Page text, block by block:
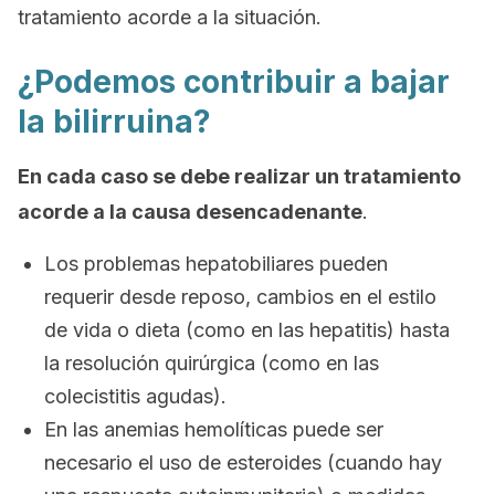
tratamiento acorde a la situación.
¿Podemos contribuir a bajar
la bilirruina?
En cada caso se debe realizar un tratamiento
acorde a la causa desencadenante.
Los problemas hepatobiliares pueden
requerir desde reposo, cambios en el estilo
de vida o dieta (como en las hepatitis) hasta
la resolución quirúrgica (como en las
colecistitis agudas).
En las anemias hemolíticas puede ser
necesario el uso de esteroides (cuando hay